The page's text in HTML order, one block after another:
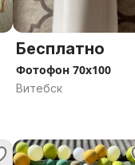
Бесплатно
Фотофон 70х100
Витебск